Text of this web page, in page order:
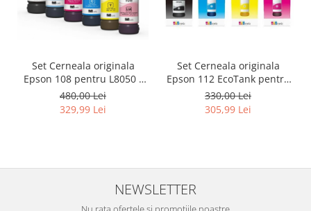
Set Cerneala originala
Epson 108 pentru L8050 /
L18050
480,00 Lei
329,99 Lei
Set Cerneala originala
Epson 112 EcoTank pentru
L6460, L6490, L6550, L6570,
L6580, L11160, L15150,
L15160, L15180
330,00 Lei
305,99 Lei
NEWSLETTER